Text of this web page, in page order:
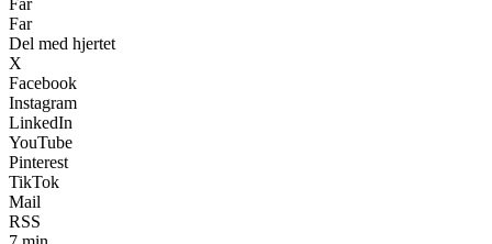
Far
Del med hjertet
X
Facebook
Instagram
LinkedIn
YouTube
Pinterest
TikTok
Mail
RSS